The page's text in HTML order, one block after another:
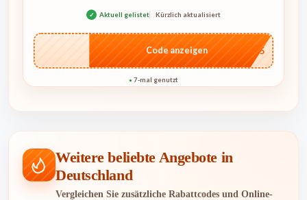
✓ Aktuell gelistet Kürzlich aktualisiert
…2025
Code anzeigen
● 7-mal genutzt
Weitere beliebte Angebote in
Deutschland
Vergleichen Sie zusätzliche Rabattcodes und Online-